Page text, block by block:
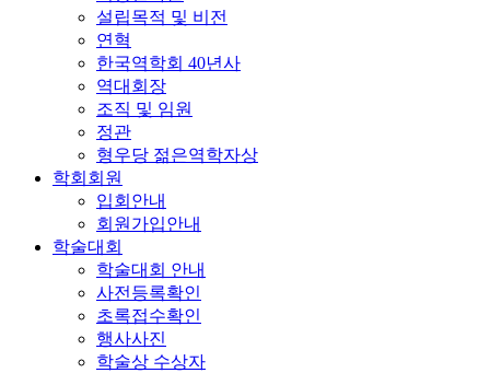
설립목적 및 비전
연혁
한국역학회 40년사
역대회장
조직 및 임원
정관
형우당 젊은역학자상
학회회원
입회안내
회원가입안내
학술대회
학술대회 안내
사전등록확인
초록접수확인
행사사진
학술상 수상자